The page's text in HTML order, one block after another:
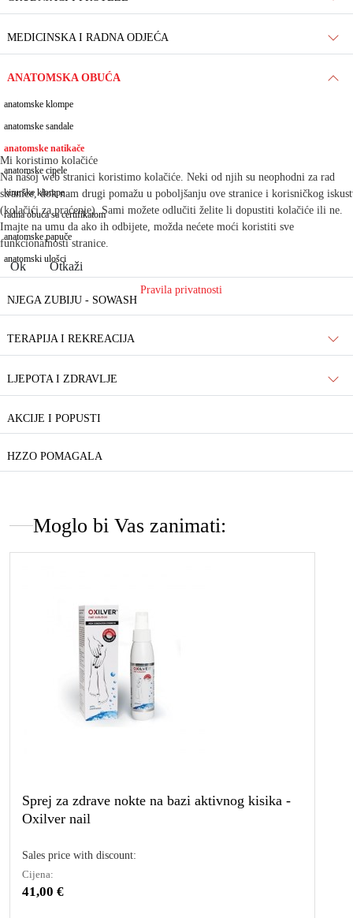
MEDICINSKA I RADNA ODJEĆA
ANATOMSKA OBUĆA
anatomske klompe
anatomske sandale
anatomske natikače
anatomske cipele
kirurške klompe
radna obuća sa certifikatom
anatomske papuče
anatomski ulošci
NJEGA ZUBIJU - SOWASH
TERAPIJA I REKREACIJA
LJEPOTA I ZDRAVLJE
AKCIJE I POPUSTI
HZZO POMAGALA
Moglo bi Vas zanimati:
Sprej za zdrave nokte na bazi aktivnog kisika -
Oxilver nail
Sales price with discount:
Cijena:
41,00 €
Mi koristimo kolačiće
Na našoj web stranici koristimo kolačiće. Neki od njih su neophodni za rad
stranice, dok nam drugi pomažu u poboljšanju ove stranice i korisničkog
(kolačići za praćenje). Sami možete odlučiti želite li dopustiti kolačiće ili ne.
Imajte na umu da ako ih odbijete, možda nećete moći koristiti sve
funkcionalnosti stranice.
Ok Otkaži
Pravila privatnosti